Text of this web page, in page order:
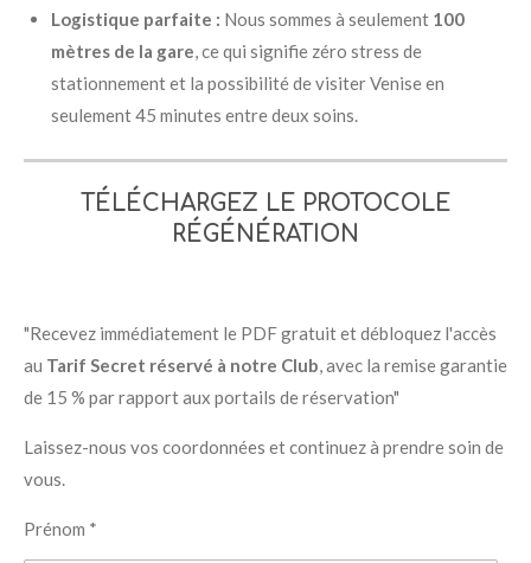
Logistique parfaite : Nous sommes à seulement 100
mètres de la gare, ce qui signifie zéro stress de
stationnement et la possibilité de visiter Venise en
seulement 45 minutes entre deux soins.
TÉLÉCHARGEZ LE PROTOCOLE
RÉGÉNÉRATION
"Recevez immédiatement le PDF gratuit et débloquez l'accès
au Tarif Secret réservé à notre Club, avec la remise garantie
de 15 % par rapport aux portails de réservation"
Laissez-nous vos coordonnées et continuez à prendre soin de
vous.
Prénom *